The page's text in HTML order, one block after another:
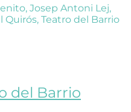
, Josep Antoni Lej,
Quirós, Teatro del Barrio
del Barrio